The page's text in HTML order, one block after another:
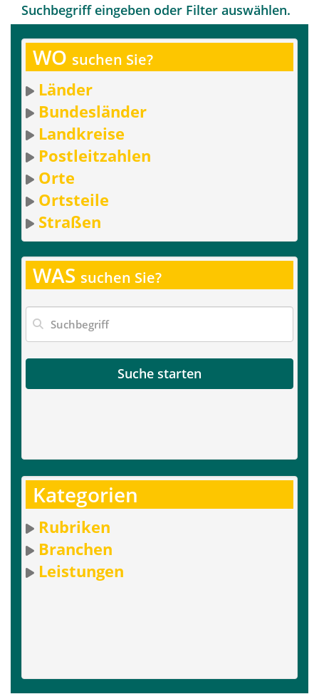
Suchbegriff eingeben oder Filter auswählen.
WO suchen Sie?
Länder
Bundesländer
Landkreise
Postleitzahlen
Orte
Ortsteile
Straßen
WAS suchen Sie?
Suche starten
Kategorien
Rubriken
Branchen
Leistungen